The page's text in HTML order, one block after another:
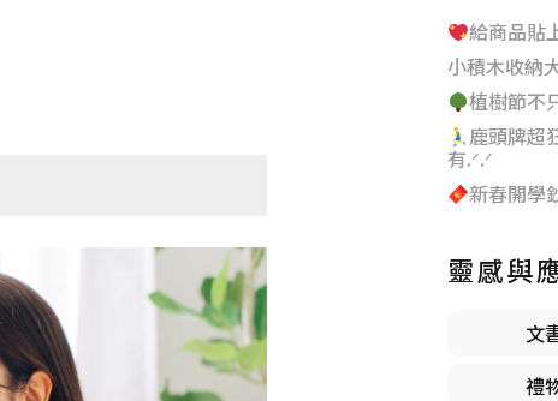
給商品貼
小積木收納
植樹節不
鹿頭牌超
有.ᐟ.ᐟ
新春開學
靈感與
文
禮